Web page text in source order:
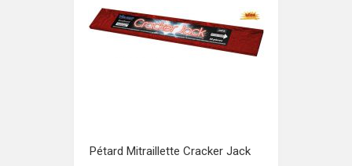
Pétard Mitraillette Cracker Jack